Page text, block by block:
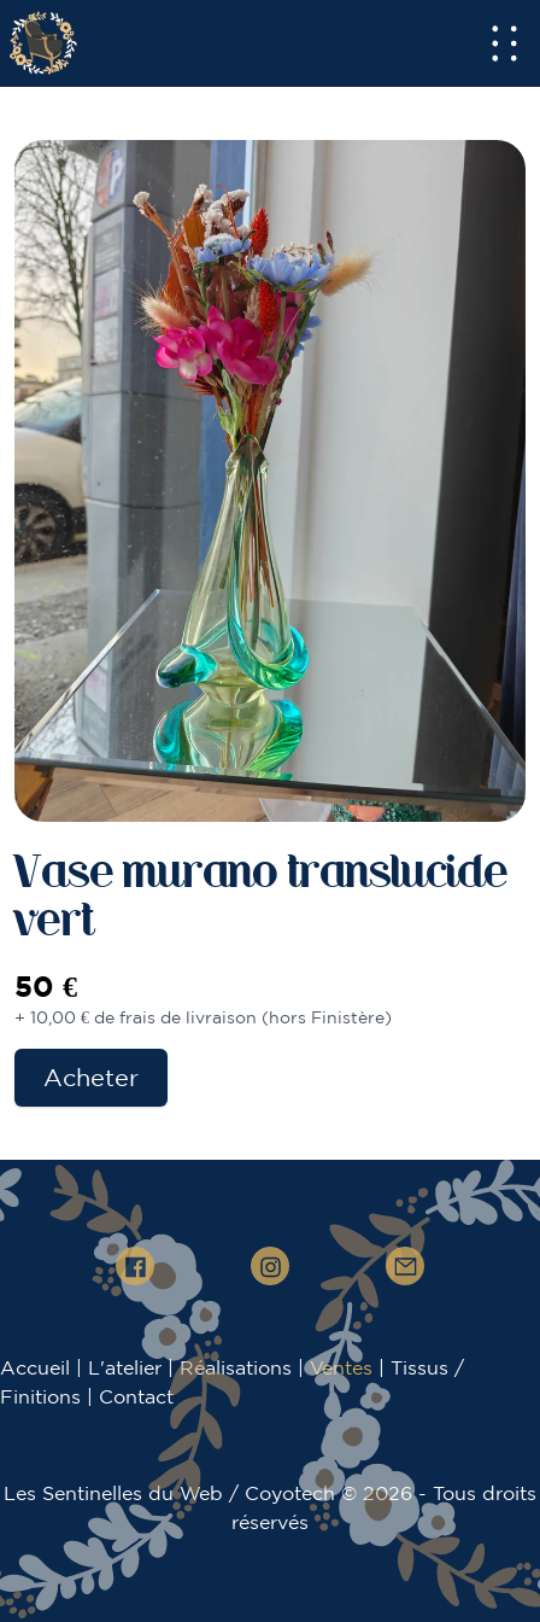
Vase murano translucide
vert
50 €
+ 10,00 € de frais de livraison (hors Finistère)
Acheter
Accueil L'atelier |Réalisations |Ventes
Tissus /
Finitions
Contact
Les Sentinelles du Web / Coyotech© 2026 - Tous droits
réservés